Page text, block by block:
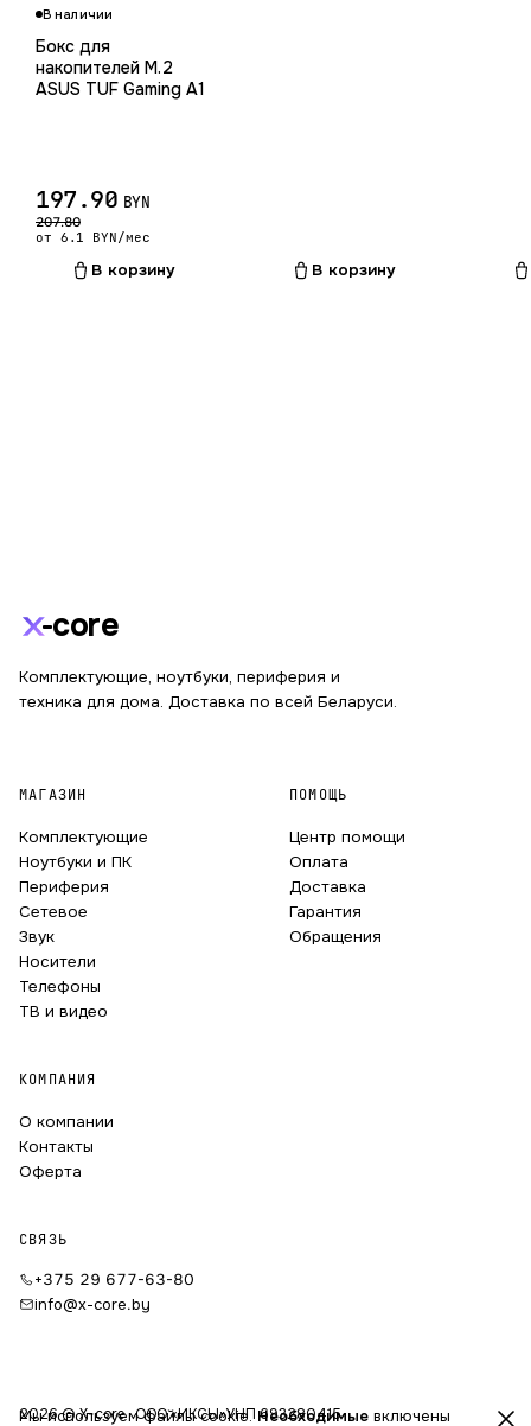
В наличии
Бокс для
накопителей M.2
ASUS TUF Gaming A1
197.90 BYN
207.80
от 6.1 BYN/мес
В корзину В корзину
core
Комплектующие, ноутбуки, периферия и
техника для дома. Доставка по всей Беларуси.
МАГАЗИН
Комплектующие
Ноутбуки и ПК
Периферия
Сетевое
Звук
Носители
Телефоны
ТВ и видео
ПОМОЩЬ
Центр помощи
Оплата
Доставка
Гарантия
Обращения
КОМПАНИЯ
О компании
Контакты
Оферта
СВЯЗЬ
+375 29 677-63-80
info@x-core.by
2026 © X-core · ООО «ИКСЫ»УНП 693280415
Мы используем файлы cookie.Необходимые включены